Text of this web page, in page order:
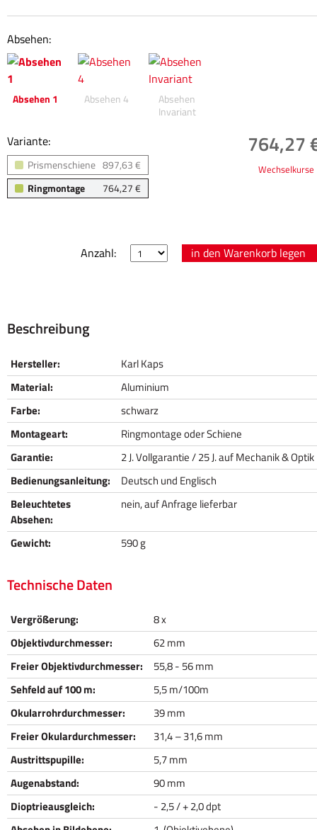
Absehen:
Absehen 1 Absehen 4
Absehen
Invariant
Variante:
897,63 €
Prismenschiene
764,27 €
Ringmontage
764,27
Wechselkurse
Anzahl:
Beschreibung
Hersteller:
Karl Kaps
Material:
Aluminium
Farbe:
schwarz
Montageart:
Ringmontage oder Schiene
Garantie:
2 J. Vollgarantie / 25 J. auf Mechanik & Optik
Bedienungsanleitung:
Deutsch und Englisch
Beleuchtetes
Absehen:
nein, auf Anfrage lieferbar
Gewicht: 590 g
Technische Daten
Vergrößerung:
8 x
Objektivdurchmesser:
62 mm
Freier Objektivdurchmesser:
55,8 - 56 mm
Sehfeld auf 100 m:
5,5 m/100m
Okularrohrdurchmesser:
39 mm
Freier Okulardurchmesser:
31,4 – 31,6 mm
Austrittspupille:
5,7 mm
Augenabstand:
90 mm
Dioptrieausgleich:
- 2,5 / + 2,0 dpt